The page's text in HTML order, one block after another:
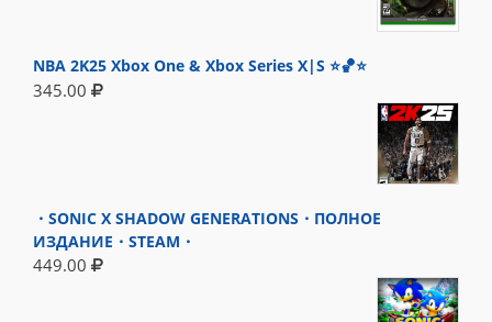
NBA 2K25 Xbox One & Xbox Series X|S ⭐🏀⭐
345.00
・SONIC X SHADOW GENERATIONS・ПОЛНОЕ
ИЗДАНИЕ・STEAM・
449.00